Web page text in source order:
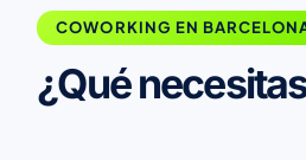
COWORKING EN
¿Qué